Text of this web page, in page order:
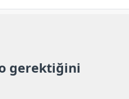
gerektiğini